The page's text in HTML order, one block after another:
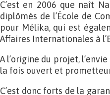
C’est en 2006 que naît
diplômés de l’École de
pour Mélika, qui est
Affaires Internationales à
A l’origine du projet,
la fois ouvert et
C’est donc forts de la